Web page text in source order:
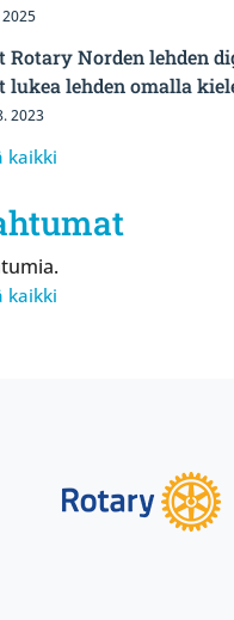
Rotary Norden lehden
lukea lehden omalla
2023
kaikki
kaikki